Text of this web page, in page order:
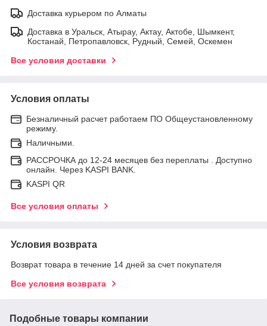
Доставка курьером по Алматы
Доставка в Уральск, Атырау, Актау, Актобе, Шымкент,
Костанай, Петропавловск, Рудный, Семей, Оскемен
Все условия доставки
Условия оплаты
Безналичный расчет работаем ПО Общеустановленному
режиму.
Наличными.
РАССРОЧКА до 12-24 месяцев без переплаты . Доступно
онлайн. Через KASPI BANK.
KASPI QR
Все условия оплаты
Условия возврата
Возврат товара в течение 14 дней за счет покупателя
Все условия возврата
Подобные товары компании